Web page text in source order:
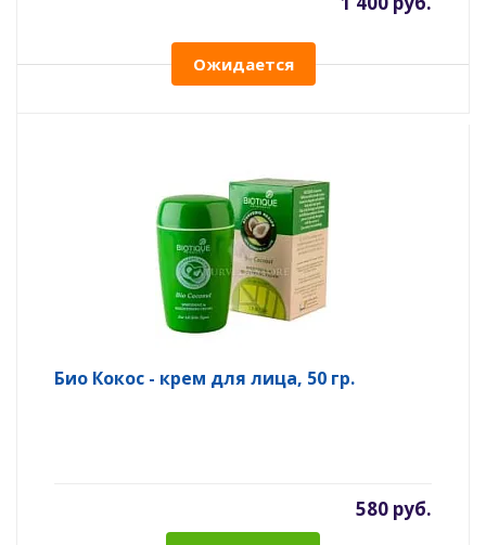
Ожидается
Био Кокос - крем для лица, 50 гр.
580 руб.